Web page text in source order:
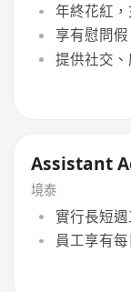
年終花紅
享有慰問
提供社交
Assistant
境泰
實行長短
員工享有